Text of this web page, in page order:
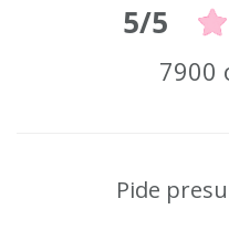
5/5
7900
Pide